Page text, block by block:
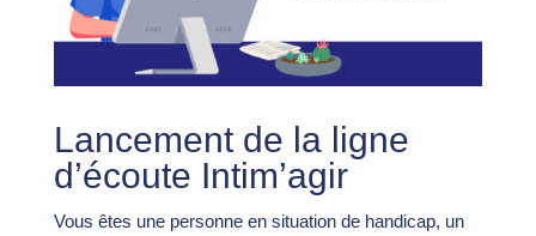
Lancement de la ligne
d’écoute Intim’agir
Vous êtes une personne en situation de handicap, un